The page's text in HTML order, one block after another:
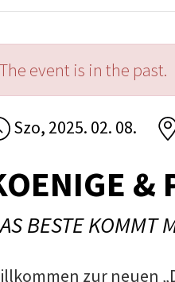
The event is in the past.
Szo, 2025. 02. 08.
&
BESTE KOMMT
zur neuen